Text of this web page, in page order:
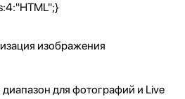
изображения
для фотографий и Live